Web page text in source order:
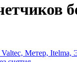
Valtec, Метер, Itelma,